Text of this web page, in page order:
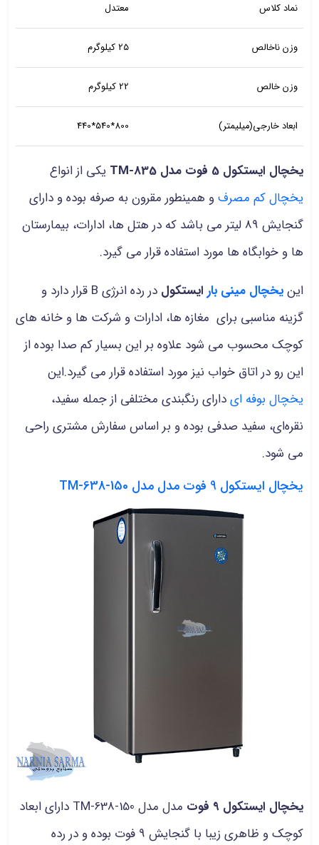
نماد کلاس معتدل
وزن ناخالص 25 کیلوگرم
وزن خالص 22 کیلوگرم
ابعاد خارجی(میلیمتر) 800*540*440
یخچال ایستکول 5 فوت مدل TM-835
یکی از انواع
یخچال کم مصرفو همینطور مقرون به صرفه بوده و دارای
گنجایش 89 لیتر می باشد که در هتل ها، ادارات، بیمارستان
ها و خوابگاه ها مورد استفاده قرار می گیرد.
اینیخچال مینی بار ایستکول
در رده انرژی B قرار دارد و
گزینه مناسبی برای مغازه‌ ها، ادارات و شرکت‌ ها و خانه‌ های
کوچک محسوب می شود علاوه بر این بسیار کم صدا بوده از
این رو در اتاق خواب نیز مورد استفاده قرار می گیرد.این
یخچال بوفه ایدارای رنگبندی مختلفی از جمله سفید،
نقره‌ای، سفید صدفی بوده و بر اساس سفارش مشتری راحی
می شود.
یخچال ایستکول 9 فوت مدل مدل TM-638-150
یخچال ایستکول 9 فوت مدل مدل TM-638-150
دارای ابعاد
کوچک و ظاهری زیبا با گنجایش 9 فوت بوده و در رده